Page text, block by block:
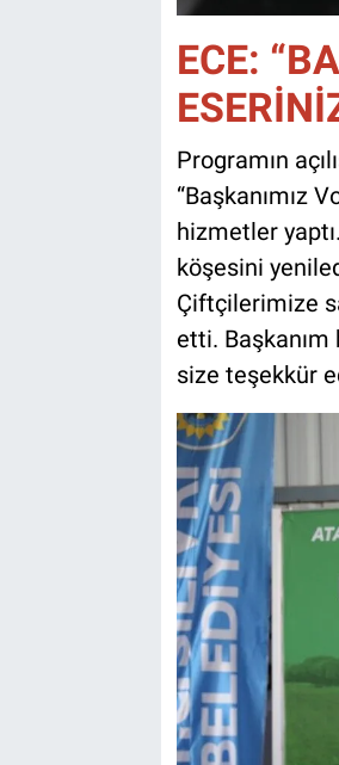
ECE:
Programın
“Başkanımız
hizmetler
köşesini
Çiftçilerimize
etti.
size teşekkür